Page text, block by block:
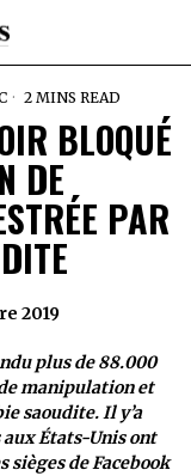
2 MINS READ
BLOQUÉ
DE
PAR
2019
plus de 88.000
manipulation et
saoudite. Il y’a
aux États-Unis ont
sièges de Facebook